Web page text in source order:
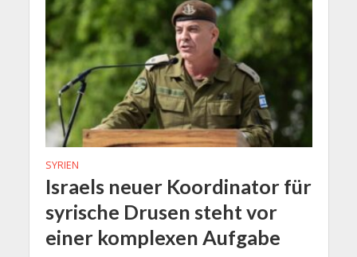
SYRIEN
Israels neuer Koordinator für
syrische Drusen steht vor
einer komplexen Aufgabe